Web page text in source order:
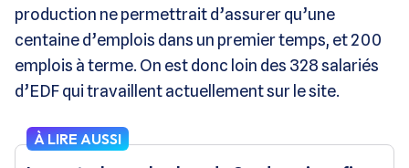
production ne permettrait d’assurer qu’une
centaine d’emplois dans un premier temps, et 200
emplois à terme. On est donc loin des 328 salariés
d’EDF qui travaillent actuellement sur le site.
À LIRE AUSSI